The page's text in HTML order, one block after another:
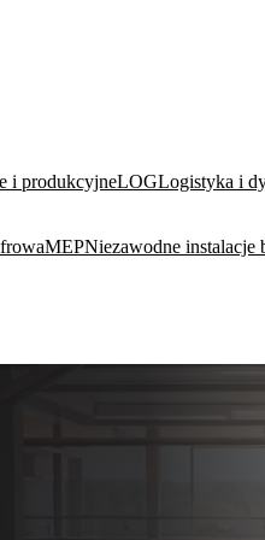
i produkcyjneLOGLogistyka i
MEPNiezawodne instalacje